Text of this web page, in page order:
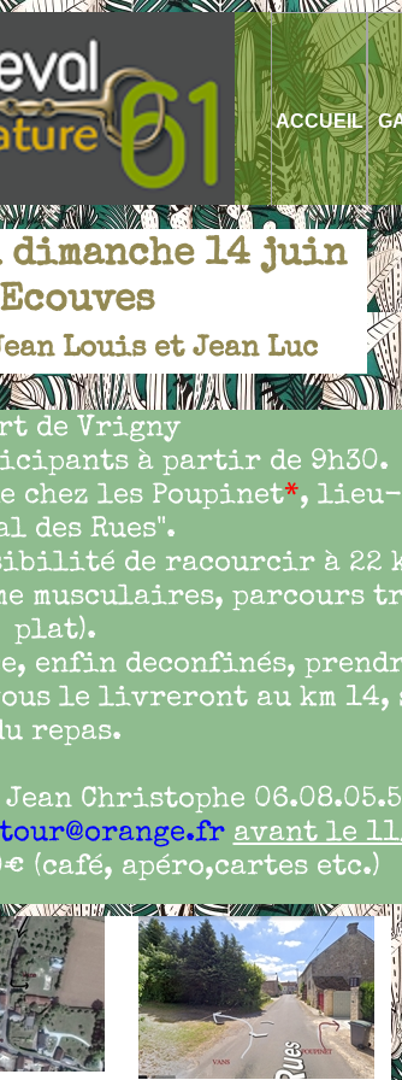
ACCUEIL
dimanche 14 juin
Louis et Jean Luc
de Vrigny
à partir de 9h30.
chez les Poupinet*,
des Rues".
de racourcir à 22
musculaires, parcours
plat).
enfin deconfinés,
le livreront au km 14,
repas.
Christophe
avant le
(café, apéro,cartes etc.)